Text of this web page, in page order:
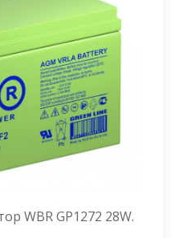
WBR GP1272 28W.